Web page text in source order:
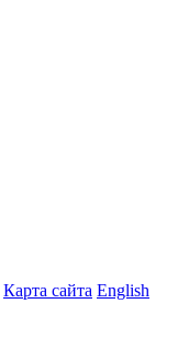
Карта сайта English